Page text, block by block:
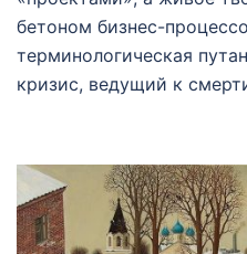
бетоном бизнес-
терминологическая
кризис, ведущий к